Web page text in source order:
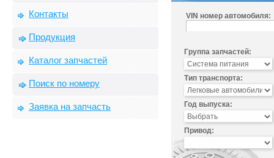
Контакты
Продукция
Каталог запчастей
Поиск по номеру
Заявка на запчасть
VIN номер автомобиля:
Группа запчастей:
Тип транспорта:
Год выпуска:
Привод: